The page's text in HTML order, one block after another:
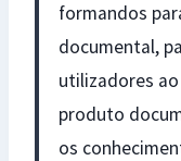
formandos
documental,
utilizadores
produto
os